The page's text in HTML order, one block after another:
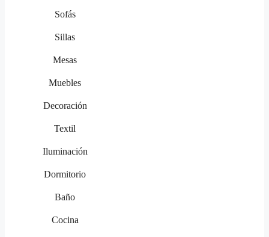
Sofás
Sillas
Mesas
Muebles
Decoración
Textil
Iluminación
Dormitorio
Baño
Cocina